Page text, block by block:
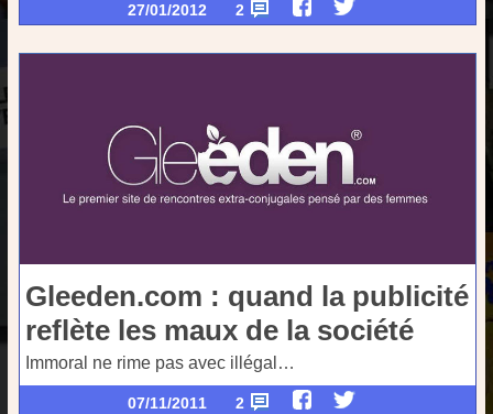
27/01/2012 2
Gleeden.com : quand la publicité
reflète les maux de la société
Immoral ne rime pas avec illégal…
07/11/2011 2